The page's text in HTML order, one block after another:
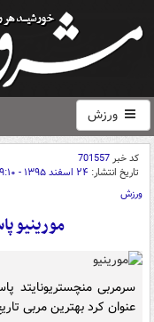
ورزش
کد خبر701557
تاریخ انتشار: ۲۴ اسفند ۱۳۹۵ - ۰۹:۱۰
ورزش
مورینیو
سرمربی منچستریونایتد
عنوان کرد بهترین مربی